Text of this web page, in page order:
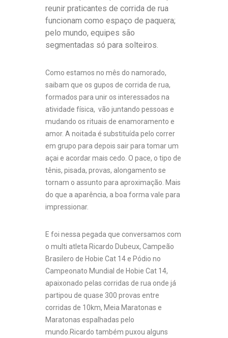
reunir praticantes de corrida de rua
funcionam como espaço de paquera;
pelo mundo, equipes são
segmentadas só para solteiros.
Como estamos no mês do namorado,
saibam que os gupos de corrida de rua,
formados para unir os interessados na
atividade física, vão juntando pessoas e
mudando os rituais de enamoramento e
amor. A noitada é substituída pelo correr
em grupo para depois sair para tomar um
açai e acordar mais cedo. O pace, o tipo de
tênis, pisada, provas, alongamento se
tornam o assunto para aproximação. Mais
do que a aparência, a boa forma vale para
impressionar.
E foi nessa pegada que conversamos com
o multi atleta Ricardo Dubeux, Campeão
Brasilero de Hobie Cat 14 e Pódio no
Campeonato Mundial de Hobie Cat 14,
apaixonado pelas corridas de rua onde já
partipou de quase 300 provas entre
corridas de 10km, Meia Maratonas e
Maratonas espalhadas pelo
mundo.Ricardo também puxou alguns